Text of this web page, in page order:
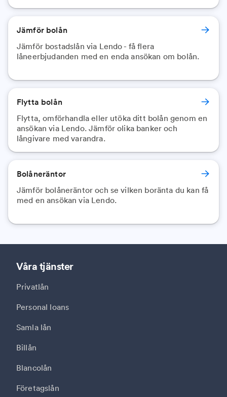
Jämför bolån
Jämför bostadslån via Lendo - få flera
låneerbjudanden med en enda ansökan om bolån.
Flytta bolån
Flytta, omförhandla eller utöka ditt bolån genom en
ansökan via Lendo. Jämför olika banker och
långivare med varandra.
Bolåneräntor
Jämför bolåneräntor och se vilken boränta du kan få
med en ansökan via Lendo.
Våra tjänster
Privatlån
Personal loans
Samla lån
Billån
Blancolån
Företagslån